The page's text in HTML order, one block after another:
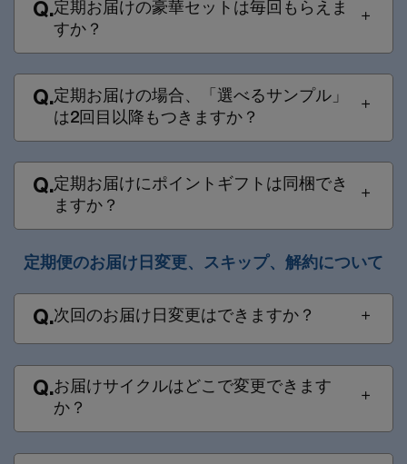
Q.定期お届けの豪華セットは毎回もらえま
すか？​
Q.定期お届けの場合、「選べるサンプル」
は2回目以降もつきますか？​
Q.定期お届けにポイントギフトは同梱でき
ますか？​
定期便のお届け日変更、スキップ、解約について​
Q.次回のお届け日変更はできますか？
Q.お届けサイクルはどこで変更できます
か？